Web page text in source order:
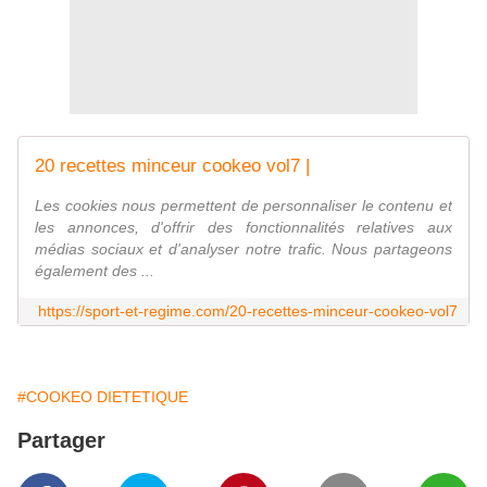
20 recettes minceur cookeo vol7 |
Les cookies nous permettent de personnaliser le contenu et
les annonces, d'offrir des fonctionnalités relatives aux
médias sociaux et d'analyser notre trafic. Nous partageons
également des ...
https://sport-et-regime.com/20-recettes-minceur-cookeo-vol7
#COOKEO DIETETIQUE
Partager